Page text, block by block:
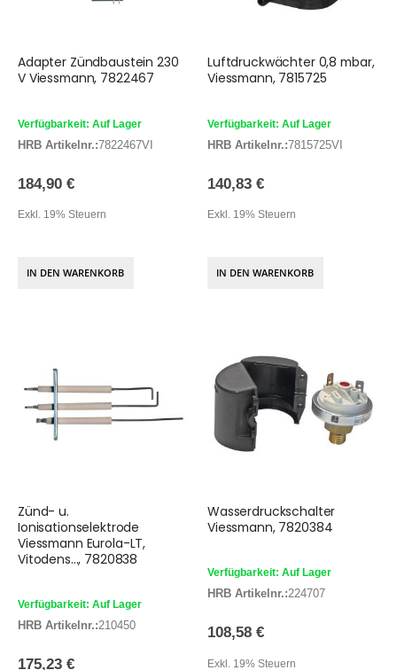
Adapter Zündbaustein 230
V Viessmann, 7822467
Verfügbarkeit: Auf Lager
HRB Artikelnr.:7822467VI
184,90 €
Exkl. 19% Steuern
IN DEN WARENKORB
Luftdruckwächter 0,8 mbar,
Viessmann, 7815725
Verfügbarkeit: Auf Lager
HRB Artikelnr.:7815725VI
140,83 €
Exkl. 19% Steuern
IN DEN WARENKORB
Zünd- u.
Ionisationselektrode
Viessmann Eurola-LT,
Vitodens..., 7820838
Verfügbarkeit: Auf Lager
HRB Artikelnr.:210450
175,23 €
Wasserdruckschalter
Viessmann, 7820384
Verfügbarkeit: Auf Lager
HRB Artikelnr.:224707
108,58 €
Exkl. 19% Steuern